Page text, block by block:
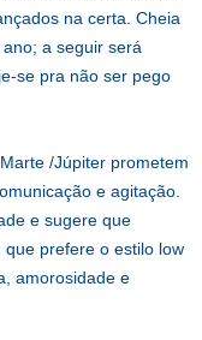
na certa. Cheia
a seguir será
se pra não ser pego
/Júpiter prometem
e agitação.
e sugere que
prefere o estilo low
amorosidade e